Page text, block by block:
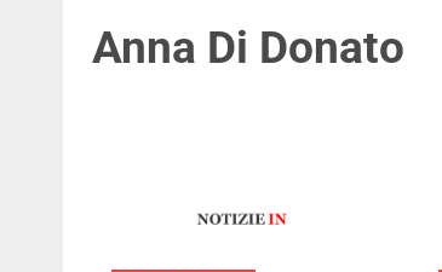
Anna Di Donato